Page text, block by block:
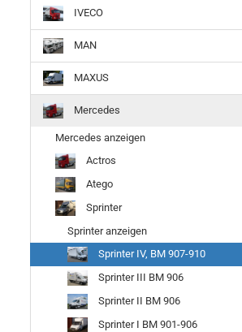
IVECO
MAN
MAXUS
Mercedes
Mercedes anzeigen
Actros
Atego
Sprinter
Sprinter anzeigen
Sprinter IV, BM 907-910
Sprinter III BM 906
Sprinter II BM 906
Sprinter I BM 901-906